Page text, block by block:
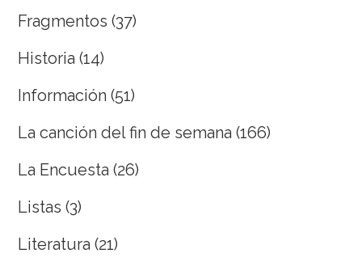
Fragmentos (37)
Historia (14)
Información (51)
La canción del fin de semana (166)
La Encuesta (26)
Listas (3)
Literatura (21)